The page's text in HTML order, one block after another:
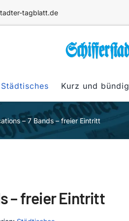
tagblatt.de
Städtisches Kurz und bündig
– 7 Bands – freier Eintritt
– freier Eintritt